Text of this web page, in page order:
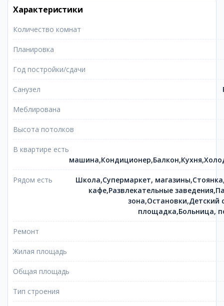
Характеристики
Количество комнат
Планировка
Год постройки/сдачи
Санузел
Меблирована
Высота потолков
В квартире есть
Рядом есть
Школа,Супермаркет,
кафе,Развлекательные
зона,Остановки,Детский
площадка,Больница,
Ремонт
Жилая площадь
Общая площадь
Тип строения